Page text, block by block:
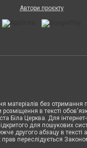
Автори проєкту
матеріалів без отримання
в тексті
Біла Церква. Для
для пошукових
другого абзацу в тексті
переслідується